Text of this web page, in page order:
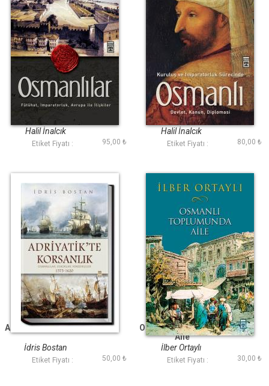
Osmanlılar
Halil İnalcık
Etiket Fiyatı : 95,00 ₺
Kuruluş ve
İmparatorluk
Sürecinde Osmanlı
Halil İnalcık
Etiket Fiyatı : 80,00 ₺
Adriyatikte Korsanlık
İdris Bostan
Etiket Fiyatı : 50,00 ₺
Osmanlı Toplumunda
Aile
İlber Ortaylı
Etiket Fiyatı : 30,00 ₺